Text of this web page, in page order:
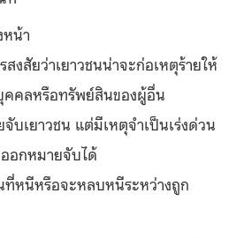
น้า
งสัยว่าเยาวชนน่าจะก่อเหตุร้ายให้
คคลหรือทรัพย์สินของผู้อื่น
บเยาวชน แต่มีเหตุจำเป็นเร่งด่วน
อกหมายจับได้
ที่หนีหรือจะหลบหนีระหว่างถูก